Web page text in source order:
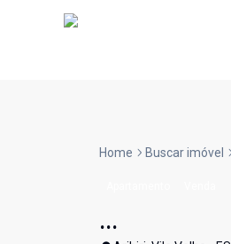
Home Buscar imóvel
...